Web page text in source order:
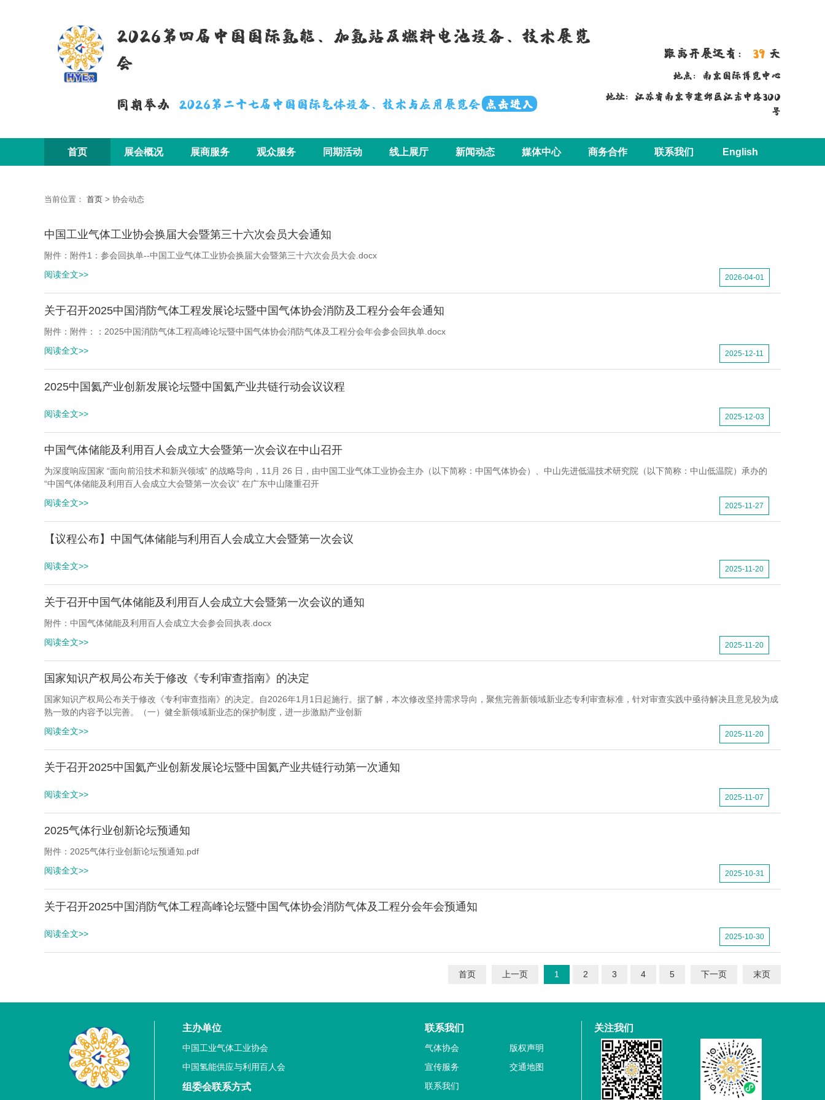
2026第四届中国国际氢能、加氢站及燃料电池设备、技术展览
会
同期举办 2026第二十七届中国国际气体设备、技术与应用展览会 点击进入
距离开展还有： 39 天
地点：南京国际博览中心
地址：江苏省南京市建邺区江东中路300
号
首页 展会概况 展商服务 观众服务 同期活动 线上展厅 新闻动态 媒体中心 商务合作 联系我们 English
当前位置： 首页 > 协会动态
中国工业气体工业协会换届大会暨第三十六次会员大会通知
附件：附件1：参会回执单--中国工业气体工业协会换届大会暨第三十六次会员大会.docx
阅读全文>>
2026-04-01
关于召开2025中国消防气体工程发展论坛暨中国气体协会消防及工程分会年会通知
附件：附件：：2025中国消防气体工程高峰论坛暨中国气体协会消防气体及工程分会年会参会回执单.docx
阅读全文>>
2025-12-11
2025中国氦产业创新发展论坛暨中国氦产业共链行动会议议程
阅读全文>> 2025-12-03
中国气体储能及利用百人会成立大会暨第一次会议在中山召开
为深度响应国家 “面向前沿技术和新兴领域” 的战略导向，11月 26 日，由中国工业气体工业协会主办（以下简称：中国气体协会）、中山先进低温技术研究院（以下简称：中山低温院）承办的
“中国气体储能及利用百人会成立大会暨第一次会议” 在广东中山隆重召开
阅读全文>>
2025-11-27
【议程公布】中国气体储能与利用百人会成立大会暨第一次会议
阅读全文>> 2025-11-20
关于召开中国气体储能及利用百人会成立大会暨第一次会议的通知
附件：中国气体储能及利用百人会成立大会参会回执表.docx
阅读全文>>
2025-11-20
国家知识产权局公布关于修改《专利审查指南》的决定
国家知识产权局公布关于修改《专利审查指南》的决定。自2026年1月1日起施行。据了解，本次修改坚持需求导向，聚焦完善新领域新业态专利审查标准，针对审查实践中亟待解决且意见较为成
熟一致的内容予以完善。（一）健全新领域新业态的保护制度，进一步激励产业创新
阅读全文>>
2025-11-20
关于召开2025中国氦产业创新发展论坛暨中国氦产业共链行动第一次通知
阅读全文>> 2025-11-07
2025气体行业创新论坛预通知
附件：2025气体行业创新论坛预通知.pdf
阅读全文>>
2025-10-31
关于召开2025中国消防气体工程高峰论坛暨中国气体协会消防气体及工程分会年会预通知
阅读全文>> 2025-10-30
首页 上一页 1 2 3 4 5 下一页 末页
主办单位
中国工业气体工业协会
中国氢能供应与利用百人会
组委会联系方式
联系我们
气体协会
版权声明
宣传服务
交通地图
联系我们
关注我们